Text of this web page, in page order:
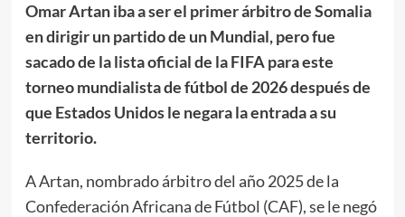
Omar Artan iba a ser el primer árbitro de Somalia
en dirigir un partido de un Mundial, pero fue
sacado de la lista oficial de la FIFA para este
torneo mundialista de fútbol de 2026 después de
que Estados Unidos le negara la entrada a su
territorio.
A Artan, nombrado árbitro del año 2025 de la
Confederación Africana de Fútbol (CAF), se le negó